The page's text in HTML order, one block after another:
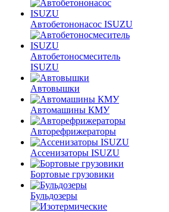
Автобетононасос ISUZU
Автобетоносмеситель
ISUZU
Автовышки
Автомашины КМУ
Авторефрижераторы
Ассенизаторы ISUZU
Бортовые грузовики
Бульдозеры